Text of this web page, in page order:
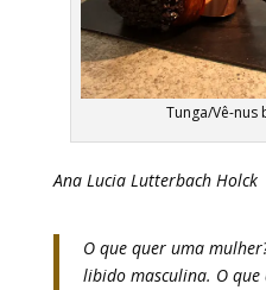
Tunga/Vê-
Ana Lucia Lutterbach Holck
O que quer uma
libido masculina. O que